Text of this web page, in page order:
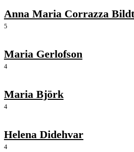
Anna Maria Corrazza Bildt
5
Maria Gerlofson
4
Maria Björk
4
Helena Didehvar
4